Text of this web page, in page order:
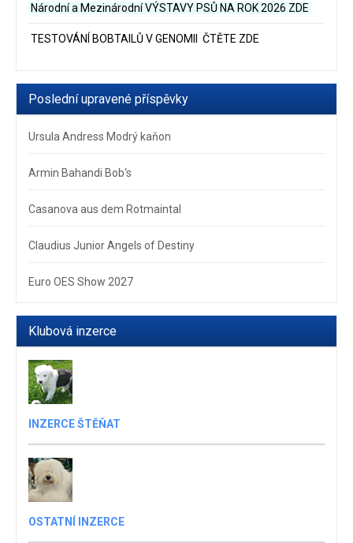
Národní a Mezinárodní VÝSTAVY PSŮ NA ROK 2026 ZDE
TESTOVÁNÍ BOBTAILŮ V GENOMII ČTĚTE ZDE
Poslední upravené příspěvky
Ursula Andress Modrý kaňon
Armin Bahandi Bob‘s
Casanova aus dem Rotmaintal
Claudius Junior Angels of Destiny
Euro OES Show 2027
Klubová inzerce
INZERCE ŠTĚŇAT
OSTATNÍ INZERCE